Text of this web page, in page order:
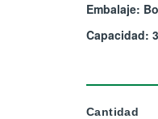
Embalaje:
Capacidad:
Cantidad